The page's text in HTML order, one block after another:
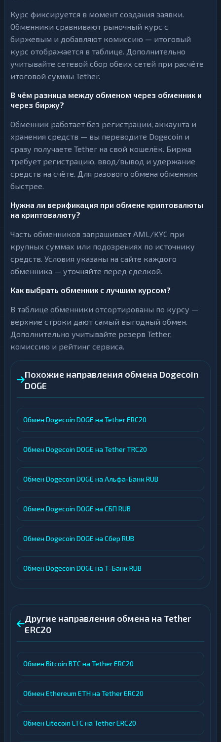
Курс фиксируется в момент создания заявки.
Обменники сравнивают рыночный курс с
биржевым и добавляют комиссию — итоговый
курс отображается в таблице. Дополнительно
учитывайте сетевой сбор обеих сетей при расчёте
итоговой суммы Tether.
В чём разница между обменом через обменник и
через биржу?
Обменник работает без регистрации, аккаунта и
хранения средств — вы переводите Dogecoin и
сразу получаете Tether на свой кошелёк. Биржа
требует регистрацию, ввод/вывод и удержание
средств на счёте. Для разового обмена обменник
быстрее.
Нужна ли верификация при обмене криптовалюты
на криптовалюту?
Часть обменников запрашивает AML/KYC при
крупных суммах или подозрениях по источнику
средств. Условия указаны на сайте каждого
обменника — уточняйте перед сделкой.
Как выбрать обменник с лучшим курсом?
В таблице обменники отсортированы по курсу —
верхние строки дают самый выгодный обмен.
Дополнительно учитывайте резерв Tether,
комиссию и рейтинг сервиса.
Похожие направления обмена Dogecoin
DOGE
Обмен Dogecoin DOGE на Tether ERC20
Обмен Dogecoin DOGE на Tether TRC20
Обмен Dogecoin DOGE на Альфа-Банк RUB
Обмен Dogecoin DOGE на СБП RUB
Обмен Dogecoin DOGE на Сбер RUB
Обмен Dogecoin DOGE на Т-Банк RUB
Другие направления обмена на Tether
ERC20
Обмен Bitcoin BTC на Tether ERC20
Обмен Ethereum ETH на Tether ERC20
Обмен Litecoin LTC на Tether ERC20